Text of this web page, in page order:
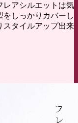
レアシルエットは気
をしっかりカバーし
スタイルアップ出来